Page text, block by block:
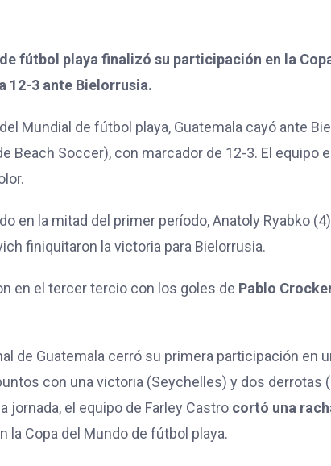
fútbol playa finalizó su participación en la
12-3 ante Bielorrusia.
Mundial de fútbol playa, Guatemala cayó ante
Beach Soccer), con marcador de 12-3. El equipo
en la mitad del primer período, Anatoly Ryabko
finiquitaron la victoria para Bielorrusia.
en el tercer tercio con los goles de Pablo
de Guatemala cerró su primera participación en
con una victoria (Seychelles) y dos derrotas
jornada, el equipo de Farley Castro cortó una
la Copa del Mundo de fútbol playa.